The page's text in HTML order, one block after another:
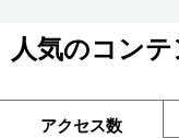
人気のコン
アクセス数